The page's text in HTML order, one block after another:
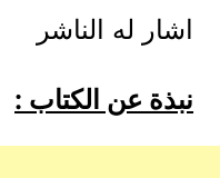
اشار له الناشر
نبذة عن الكتاب :